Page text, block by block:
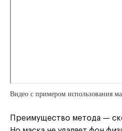
Видео с примером использования
Преимущество метода —